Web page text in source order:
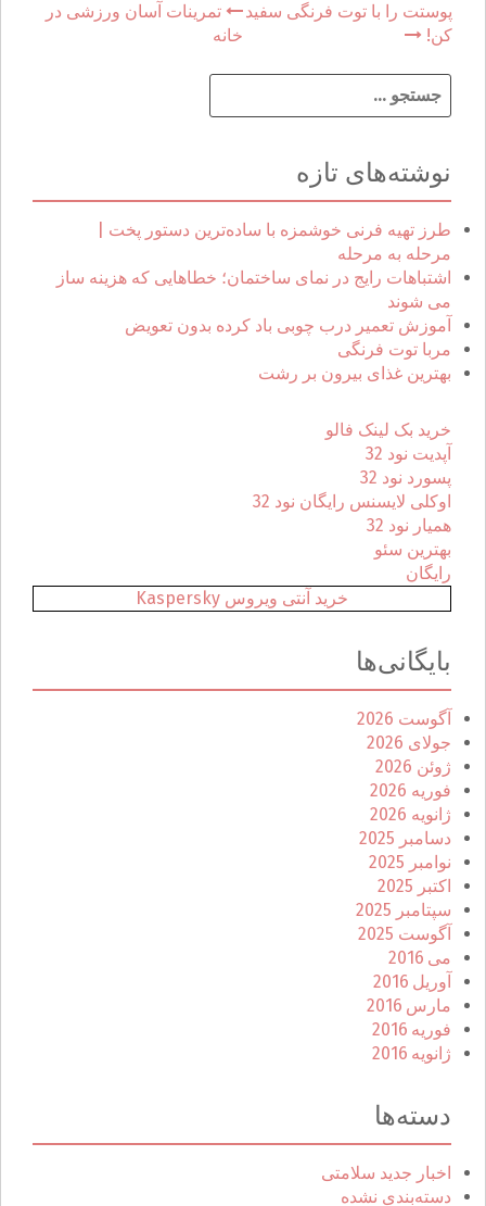
P
o
s
t
n
a
v
i
g
a
t
i
o
n
تمرینات آسان ورزشی در
خانه
پوستت را با توت فرنگی سفید
کن!
س
و
ب
ر
ا
ی
:
نوشته‌های تازه
طرز تهیه فرنی خوشمزه با ساده‌ترین دستور پخت |
مرحله به مرحله
اشتباهات رایج در نمای ساختمان؛ خطاهایی که هزینه ساز
می شوند
آموزش تعمیر درب چوبی باد کرده بدون تعویض
مربا توت فرنگی
بهترین غذای بیرون بر رشت
خرید بک لینک فالو
آپدیت نود 32
پسورد نود 32
اوکلی لایسنس رایگان نود 32
همیار نود 32
بهترین سئو
رایگان
خرید آنتی ویروس Kaspersky
بایگانی‌ها
آگوست 2026
جولای 2026
ژوئن 2026
فوریه 2026
ژانویه 2026
دسامبر 2025
نوامبر 2025
اکتبر 2025
سپتامبر 2025
آگوست 2025
می 2016
آوریل 2016
مارس 2016
فوریه 2016
ژانویه 2016
دسته‌ها
اخبار جدید سلامتی
دسته‌بندی نشده